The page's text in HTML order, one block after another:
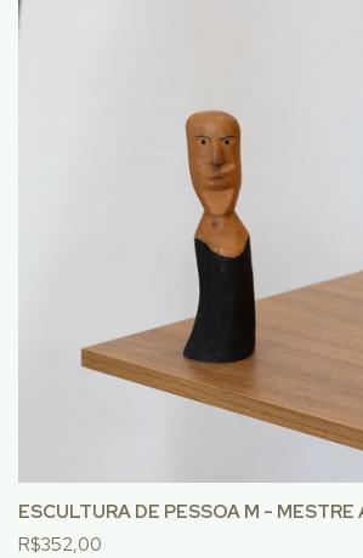
ESCULTURA DE PESSOA M - MESTRE
R$352,00